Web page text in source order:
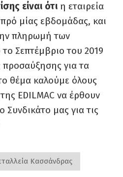
είναι ότι η εταιρεία
μίας εβδομάδας, και
πληρωμή των
Σεπτέμβριο του 2019
για τα
θέμα καλούμε όλους
EDILMAC να έρθουν
Συνδικάτο μας για τις
Κασσάνδρας